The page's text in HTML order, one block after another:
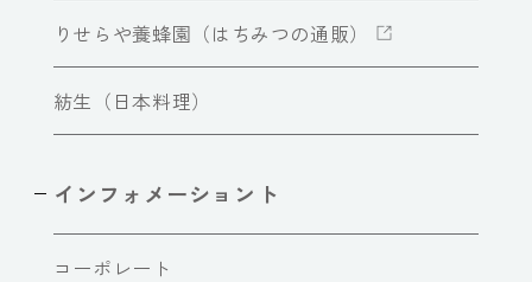
りせらや養蜂園（はちみつの通販）
紡生（日本料理）
インフォメーショント
コーポレート